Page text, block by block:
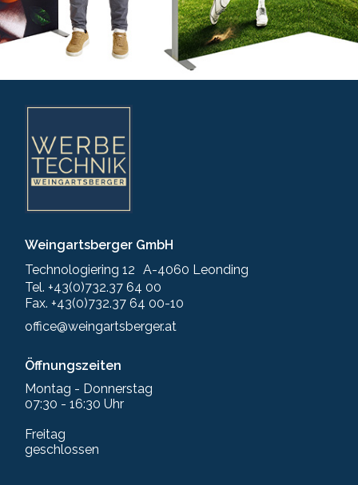
Weingartsberger GmbH
Technologiering 12 A-4060 Leonding
Tel. +43(0)732.37 64 00
Fax. +43(0)732.37 64 00-10
office@weingartsberger.at
Öffnungszeiten
Montag - Donnerstag
07:30 - 16:30 Uhr
Freitag
geschlossen